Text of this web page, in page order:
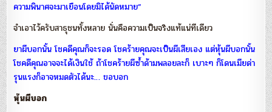
ความพินาศจะมาเยือนโดยมิได้นัดหมาย”
จำเอาไว้ครับสาธุชนทั้งหลาย นั่นคือความเป็นจริงแท้แน่ทีเดียว
ยาผีบอกนั้น โชคดีคุณก็จะรอด โชคร้ายคุณจะเป็นผีเสียเอง แต่หุ้นผีบอกนั้น
โชคดีคุณอาจจะได้เงินใช้ ถ้าโชคร้ายผีซ้ำด้ามพลอยละก็ เบาะๆ ก็โดนเมียด่า
รุนแรงก็อาจหมดตัวได้นะ… ขอบอก
หุ้นผีบอก